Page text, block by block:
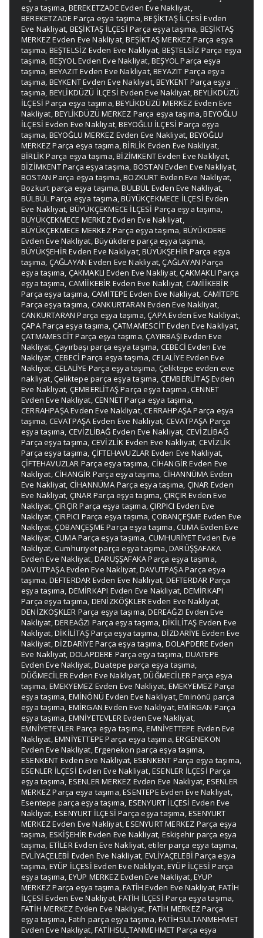
eşya taşıma, BEREKETZADE Evden Eve Nakliyat,
BEREKETZADE Parça eşya taşıma,BEŞİKTAŞ İLÇESİ Evden
Eve Nakliyat, BEŞİKTAŞ İLÇESİ Parça eşya taşıma, BEŞİKTAŞ
MERKEZ Evden Eve Nakliyat,BEŞİKTAŞ MERKEZ Parça eşya
taşıma, BEŞTELSİZ Evden Eve Nakliyat, BEŞTELSİZ Parça eşya
taşıma, BEŞYOL Evden Eve Nakliyat,BEŞYOL Parça eşya
taşıma, BEYAZIT Evden Eve Nakliyat,BEYAZIT Parça eşya
taşıma, BEYKENT Evden Eve Nakliyat,BEYKENT Parça eşya
taşıma, BEYLİKDÜZÜ İLÇESİ Evden Eve Nakliyat,BEYLİKDÜZÜ
İLÇESİ Parça eşya taşıma,BEYLİKDÜZÜ MERKEZ Evden Eve
Nakliyat,BEYLİKDÜZÜ MERKEZ Parça eşya taşıma,BEYOĞLU
İLÇESİ Evden Eve Nakliyat,BEYOĞLU İLÇESİ Parça eşya
taşıma, BEYOĞLU MERKEZ Evden Eve Nakliyat, BEYOĞLU
MERKEZ Parça eşya taşıma,BİRLİK Evden Eve Nakliyat,
BİRLİK Parça eşya taşıma,BİZİMKENT Evden Eve Nakliyat,
BİZİMKENT Parça eşya taşıma, BOSTAN Evden Eve Nakliyat,
BOSTAN Parça eşya taşıma,BOZKURT Evden Eve Nakliyat,
Bozkurt parça eşya taşıma,BÜLBÜL Evden Eve Nakliyat,
BÜLBÜL Parça eşya taşıma,BÜYÜKÇEKMECE İLÇESİ Evden
Eve Nakliyat, BÜYÜKÇEKMECE İLÇESİ Parça eşya taşıma,
BÜYÜKÇEKMECE MERKEZ Evden Eve Nakliyat,
BÜYÜKÇEKMECE MERKEZ Parça eşya taşıma, BÜYÜKDERE
Evden Eve Nakliyat,Büyükdere parça eşya taşıma,
BÜYÜKŞEHİR Evden Eve Nakliyat,BÜYÜKŞEHİR Parça eşya
taşıma, ÇAĞLAYAN Evden Eve Nakliyat,ÇAĞLAYAN Parça
eşya taşıma, ÇAKMAKLI Evden Eve Nakliyat,ÇAKMAKLI Parça
eşya taşıma, CAMİİKEBİR Evden Eve Nakliyat, CAMİİKEBİR
Parça eşya taşıma, CAMİTEPE Evden Eve Nakliyat, CAMİTEPE
Parça eşya taşıma, CANKURTARAN Evden Eve Nakliyat,
CANKURTARAN Parça eşya taşıma,ÇAPA Evden Eve Nakliyat,
ÇAPA Parça eşya taşıma, ÇATMAMESCİT Evden Eve Nakliyat,
ÇATMAMESCİT Parça eşya taşıma,ÇAYIRBAŞI Evden Eve
Nakliyat,Çayırbaşı parça eşya taşıma, CEBECİ Evden Eve
Nakliyat,CEBECİ Parça eşya taşıma,CELALİYE Evden Eve
Nakliyat,CELALİYE Parça eşya taşıma, Çeliktepe evden eve
nakliyat,Çeliktepe parça eşya taşıma, ÇEMBERLİTAŞ Evden
Eve Nakliyat, ÇEMBERLİTAŞ Parça eşya taşıma,CENNET
Evden Eve Nakliyat,CENNET Parça eşya taşıma,
CERRAHPAŞA Evden Eve Nakliyat,CERRAHPAŞA Parça eşya
taşıma, CEVATPAŞA Evden Eve Nakliyat, CEVATPAŞA Parça
eşya taşıma, CEVİZLİBAĞ Evden Eve Nakliyat, CEVİZLİBAĞ
Parça eşya taşıma, CEVİZLİK Evden Eve Nakliyat, CEVİZLİK
Parça eşya taşıma, ÇİFTEHAVUZLAR Evden Eve Nakliyat,
ÇİFTEHAVUZLAR Parça eşya taşıma, CİHANGİR Evden Eve
Nakliyat,CİHANGİR Parça eşya taşıma, CİHANNÜMA Evden
Eve Nakliyat, CİHANNÜMA Parça eşya taşıma, ÇINAR Evden
Eve Nakliyat, ÇINAR Parça eşya taşıma, ÇIRÇIR Evden Eve
Nakliyat,ÇIRÇIR Parça eşya taşıma,ÇIRPICI Evden Eve
Nakliyat,ÇIRPICI Parça eşya taşıma,ÇOBANÇEŞME Evden Eve
Nakliyat,ÇOBANÇEŞME Parça eşya taşıma,CUMA Evden Eve
Nakliyat,CUMA Parça eşya taşıma, CUMHURİYET Evden Eve
Nakliyat,Cumhuriyet parça eşya taşıma,DARÜŞŞAFAKA
Evden Eve Nakliyat,DARÜŞŞAFAKA Parça eşya taşıma,
DAVUTPAŞA Evden Eve Nakliyat,DAVUTPAŞA Parça eşya
taşıma, DEFTERDAR Evden Eve Nakliyat, DEFTERDAR Parça
eşya taşıma, DEMİRKAPI Evden Eve Nakliyat, DEMİRKAPI
Parça eşya taşıma, DENİZKÖŞKLER Evden Eve Nakliyat,
DENİZKÖŞKLER Parça eşya taşıma,DEREAĞZI Evden Eve
Nakliyat,DEREAĞZI Parça eşya taşıma, DİKİLİTAŞ Evden Eve
Nakliyat,DİKİLİTAŞ Parça eşya taşıma, DİZDARİYE Evden Eve
Nakliyat,DİZDARİYE Parça eşya taşıma, DOLAPDERE Evden
Eve Nakliyat, DOLAPDERE Parça eşya taşıma, DUATEPE
Evden Eve Nakliyat,Duatepe parça eşya taşıma,
DÜĞMECİLER Evden Eve Nakliyat,DÜĞMECİLER Parça eşya
taşıma, EMEKYEMEZ Evden Eve Nakliyat, EMEKYEMEZ Parça
eşya taşıma, EMİNÖNÜ Evden Eve Nakliyat,Eminönü parça
eşya taşıma, EMİRGAN Evden Eve Nakliyat,EMİRGAN Parça
eşya taşıma, EMNİYETEVLER Evden Eve Nakliyat,
EMNİYETEVLER Parça eşya taşıma,EMNİYETTEPE Evden Eve
Nakliyat,EMNİYETTEPE Parça eşya taşıma,ERGENEKON
Evden Eve Nakliyat,Ergenekon parça eşya taşıma,
ESENKENT Evden Eve Nakliyat, ESENKENT Parça eşya taşıma,
ESENLER İLÇESİ Evden Eve Nakliyat,ESENLER İLÇESİ Parça
eşya taşıma, ESENLER MERKEZ Evden Eve Nakliyat, ESENLER
MERKEZ Parça eşya taşıma,ESENTEPE Evden Eve Nakliyat,
Esentepe parça eşya taşıma, ESENYURT İLÇESİ Evden Eve
Nakliyat,ESENYURT İLÇESİ Parça eşya taşıma,ESENYURT
MERKEZ Evden Eve Nakliyat,ESENYURT MERKEZ Parça eşya
taşıma, ESKİŞEHİR Evden Eve Nakliyat, Eskişehir parça eşya
taşıma, ETİLER Evden Eve Nakliyat,etiler parça eşya taşıma,
EVLİYAÇELEBİ Evden Eve Nakliyat, EVLİYAÇELEBİ Parça eşya
taşıma, EYÜP İLÇESİ Evden Eve Nakliyat,EYÜP İLÇESİ Parça
eşya taşıma, EYÜP MERKEZ Evden Eve Nakliyat,EYÜP
MERKEZ Parça eşya taşıma,FATİH Evden Eve Nakliyat,FATİH
İLÇESİ Evden Eve Nakliyat,FATİH İLÇESİ Parça eşya taşıma,
FATİH MERKEZ Evden Eve Nakliyat, FATİH MERKEZ Parça
eşya taşıma, Fatih parça eşya taşıma, FATİHSULTANMEHMET
Evden Eve Nakliyat,FATİHSULTANMEHMET Parça eşya